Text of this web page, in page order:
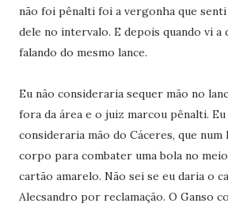
não foi pênalti foi a vergonha que
dele no intervalo. E depois quando vi a
falando do mesmo lance.
Eu não consideraria sequer mão no
fora da área e o juiz marcou pênalti. Eu
consideraria mão do Cáceres, que num
corpo para combater uma bola no
cartão amarelo. Não sei se eu daria o
Alecsandro por reclamação. O Ganso